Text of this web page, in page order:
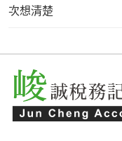
次想清楚